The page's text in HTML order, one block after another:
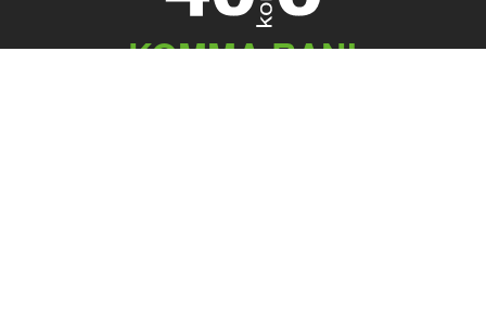
KOMMA RAN!